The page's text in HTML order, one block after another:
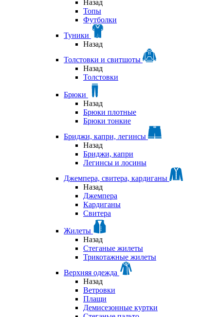
Назад
Топы
Футболки
Туники
Назад
Толстовки и свитшоты
Назад
Толстовки
Брюки
Назад
Брюки плотные
Брюки тонкие
Бриджи, капри, легинсы
Назад
Бриджи, капри
Легинсы и лосины
Джемпера, свитера, кардиганы
Назад
Джемпера
Кардиганы
Свитера
Жилеты
Назад
Стеганые жилеты
Трикотажные жилеты
Верхняя одежда
Назад
Ветровки
Плащи
Демисезонные куртки